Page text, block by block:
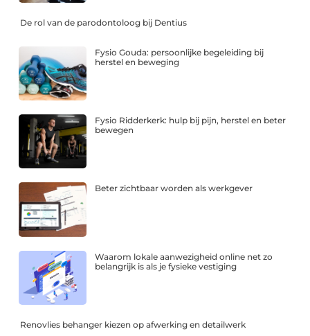
De rol van de parodontoloog bij Dentius
Fysio Gouda: persoonlijke begeleiding bij
herstel en beweging
Fysio Ridderkerk: hulp bij pijn, herstel en beter
bewegen
Beter zichtbaar worden als werkgever
Waarom lokale aanwezigheid online net zo
belangrijk is als je fysieke vestiging
Renovlies behanger kiezen op afwerking en detailwerk